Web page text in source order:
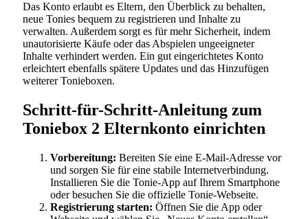
Das Konto erlaubt es Eltern, den Überblick zu behalten,
neue Tonies bequem zu registrieren und Inhalte zu
verwalten. Außerdem sorgt es für mehr Sicherheit, indem
unautorisierte Käufe oder das Abspielen ungeeigneter
Inhalte verhindert werden. Ein gut eingerichtetes Konto
erleichtert ebenfalls spätere Updates und das Hinzufügen
weiterer Tonieboxen.
Schritt-für-Schritt-Anleitung zum
Toniebox 2 Elternkonto einrichten
Vorbereitung: Bereiten Sie eine E-Mail-Adresse vor
und sorgen Sie für eine stabile Internetverbindung.
Installieren Sie die Tonie-App auf Ihrem Smartphone
oder besuchen Sie die offizielle Tonie-Webseite.
Registrierung starten: Öffnen Sie die App oder